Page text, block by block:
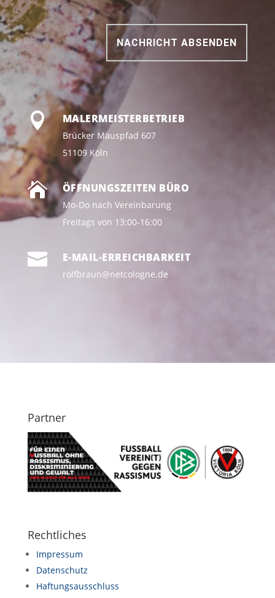
NACHRICHT ABSENDEN
 MALERMEISTERBETRIEB
Brücker Mauspfad 607
51109 Köln
 ÖFFNUNGSZEITEN BÜRO
Mo-Do nach Vereinbarung
Freitags von 13:00-16:00
 E-MAIL-ERREICHBARKEIT
rolfbraun@netcologne.de
Partner
Rechtliches
Impressum
Datenschutz
Haftungsausschluss